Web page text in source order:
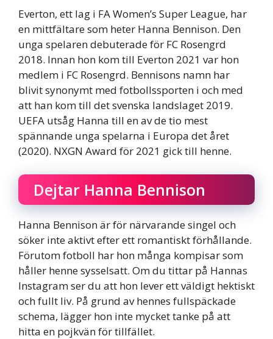
Everton, ett lag i FA Women’s Super League, har
en mittfältare som heter Hanna Bennison. Den
unga spelaren debuterade för FC Rosengrd
2018. Innan hon kom till Everton 2021 var hon
medlem i FC Rosengrd. Bennisons namn har
blivit synonymt med fotbollssporten i och med
att han kom till det svenska landslaget 2019.
UEFA utsåg Hanna till en av de tio mest
spännande unga spelarna i Europa det året
(2020). NXGN Award för 2021 gick till henne.
Dejtar Hanna Bennison
Hanna Bennison är för närvarande singel och
söker inte aktivt efter ett romantiskt förhållande.
Förutom fotboll har hon många kompisar som
håller henne sysselsatt. Om du tittar på Hannas
Instagram ser du att hon lever ett väldigt hektiskt
och fullt liv. På grund av hennes fullspäckade
schema, lägger hon inte mycket tanke på att
hitta en pojkvän för tillfället.